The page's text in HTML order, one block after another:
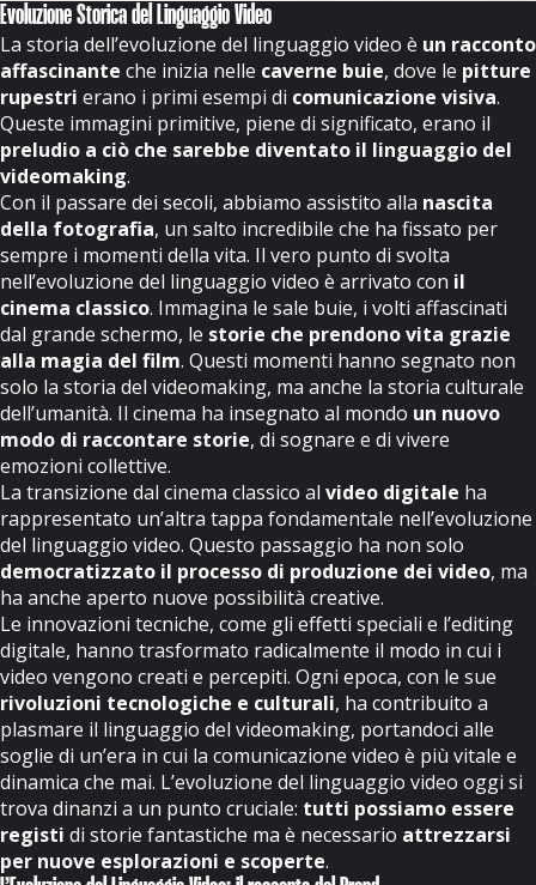
Evoluzione Storica del Linguaggio Video
La storia dell’evoluzione del linguaggio video è un racconto
affascinante che inizia nelle caverne buie, dove le pitture
rupestri erano i primi esempi di comunicazione visiva.
Queste immagini primitive, piene di significato, erano il
preludio a ciò che sarebbe diventato il linguaggio del
videomaking.
Con il passare dei secoli, abbiamo assistito alla nascita
della fotografia, un salto incredibile che ha fissato per
sempre i momenti della vita. Il vero punto di svolta
nell’evoluzione del linguaggio video è arrivato con il
cinema classico. Immagina le sale buie, i volti affascinati
dal grande schermo, le storie che prendono vita grazie
alla magia del film. Questi momenti hanno segnato non
solo la storia del videomaking, ma anche la storia culturale
dell’umanità. Il cinema ha insegnato al mondo un nuovo
modo di raccontare storie, di sognare e di vivere
emozioni collettive.
La transizione dal cinema classico al video digitale ha
rappresentato un’altra tappa fondamentale nell’evoluzione
del linguaggio video. Questo passaggio ha non solo
democratizzato il processo di produzione dei video, ma
ha anche aperto nuove possibilità creative.
Le innovazioni tecniche, come gli effetti speciali e l’editing
digitale, hanno trasformato radicalmente il modo in cui i
video vengono creati e percepiti. Ogni epoca, con le sue
rivoluzioni tecnologiche e culturali, ha contribuito a
plasmare il linguaggio del videomaking, portandoci alle
soglie di un’era in cui la comunicazione video è più vitale e
dinamica che mai. L’evoluzione del linguaggio video oggi si
trova dinanzi a un punto cruciale: tutti possiamo essere
registi di storie fantastiche ma è necessario attrezzarsi
per nuove esplorazioni e scoperte.